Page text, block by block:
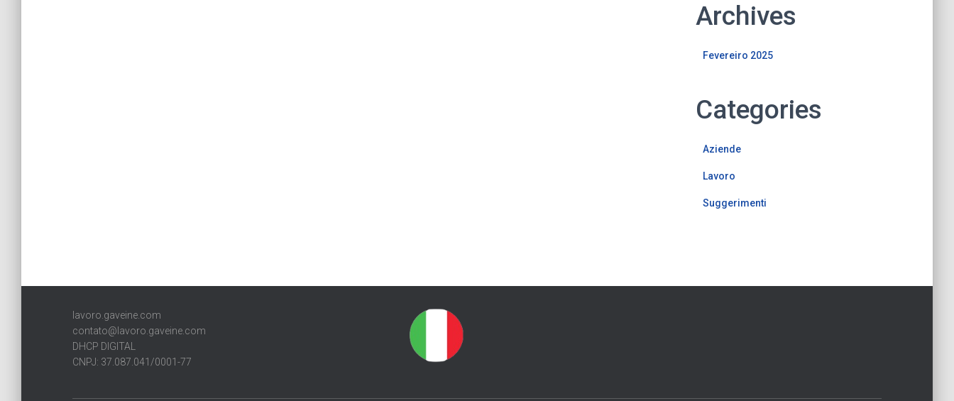
Archives
Fevereiro 2025
Categories
Aziende
Lavoro
Suggerimenti
lavoro.gaveine.com
contato@lavoro.gaveine.com
DHCP DIGITAL
CNPJ: 37.087.041/0001-77